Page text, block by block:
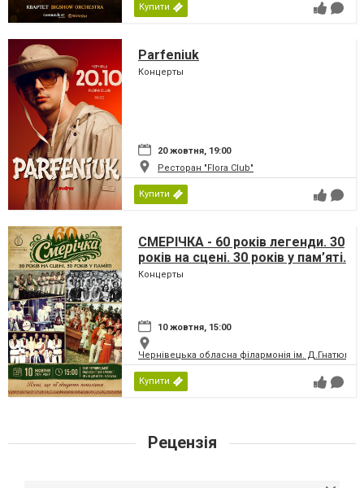
Купити
Parfeniuk
Концерты
20 жовтня, 19:00
Ресторан "Flora Club"
Купити
СМЕРІЧКА - 60 років легенди. 30
років на сцені. 30 років у пам’яті.
Концерты
10 жовтня, 15:00
Чернівецька обласна філармонія ім. Д.Гнатюка
Купити
Рецензія